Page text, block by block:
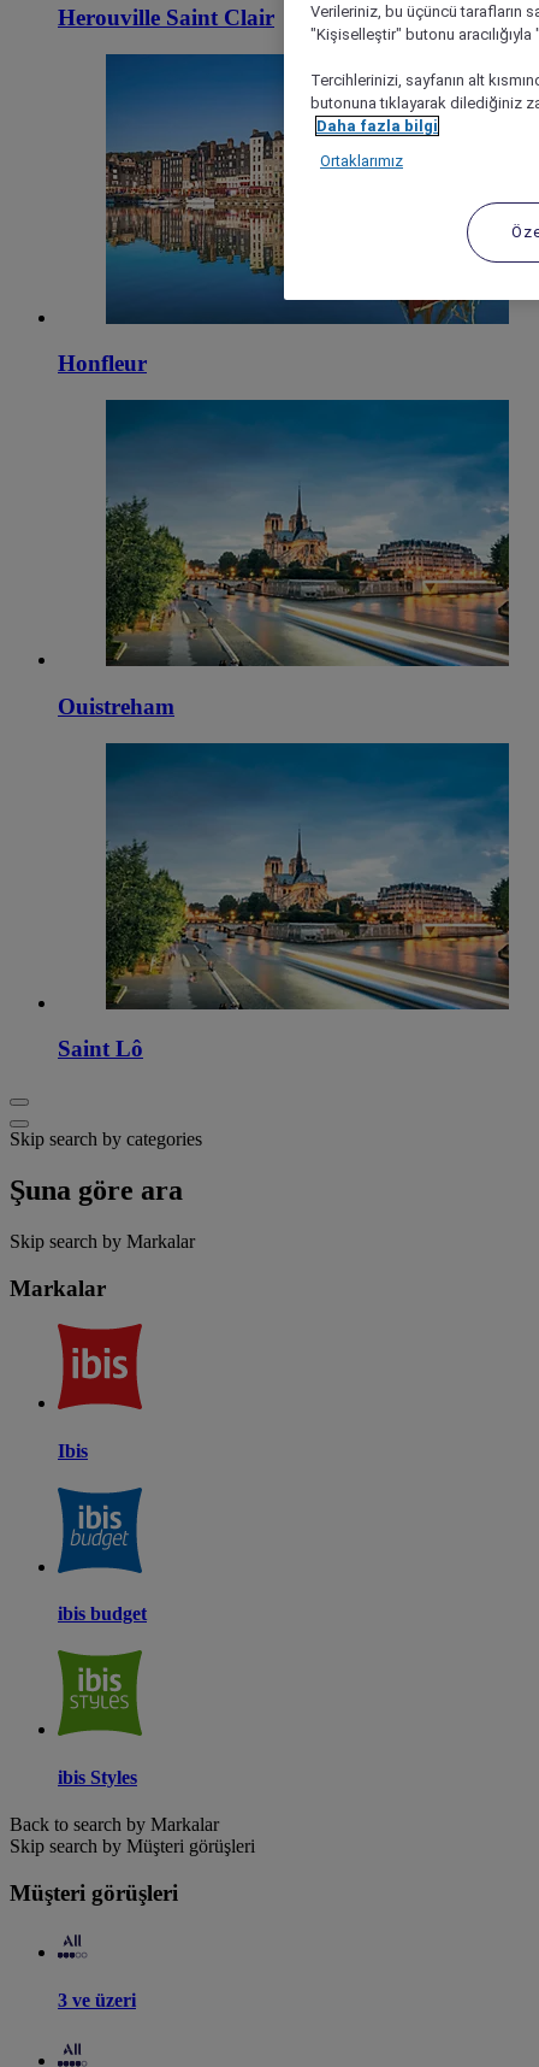
Herouville Saint Clair
Honfleur
Ouistreham
Saint Lô
Skip search by categories
Şuna göre ara
Skip search by Markalar
Markalar
Ibis
ibis budget
ibis Styles
Back to search by Markalar
Skip search by Müşteri görüşleri
Müşteri görüşleri
3 ve üzeri
Verileriniz, bu üçüncü tarafların
"Kişiselleştir" butonu
Tercihlerinizi, sayfanın alt
butonuna tıklayarak dilediğiniz
Daha fazla bilgi
Ortaklarımız